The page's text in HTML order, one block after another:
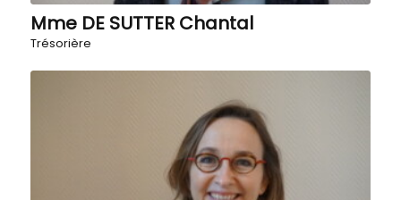
Mme DE SUTTER Chantal
Trésorière